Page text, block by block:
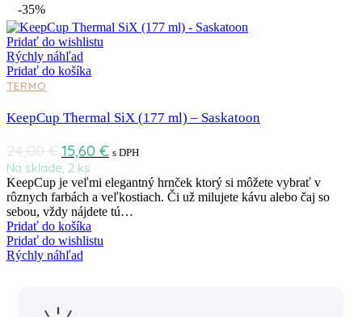
-35%
Pridať do wishlistu
Rýchly náhľad
Pridať do košíka
TERMO
KeepCup Thermal SiX (177 ml) – Saskatoon
15,60 € s DPH
Na sklade, 2 ks
KeepCup je veľmi elegantný hrnček ktorý si môžete vybrať v
rôznych farbách a veľkostiach. Či už milujete kávu alebo čaj so
sebou, vždy nájdete tú…
Pridať do košíka
Pridať do wishlistu
Rýchly náhľad